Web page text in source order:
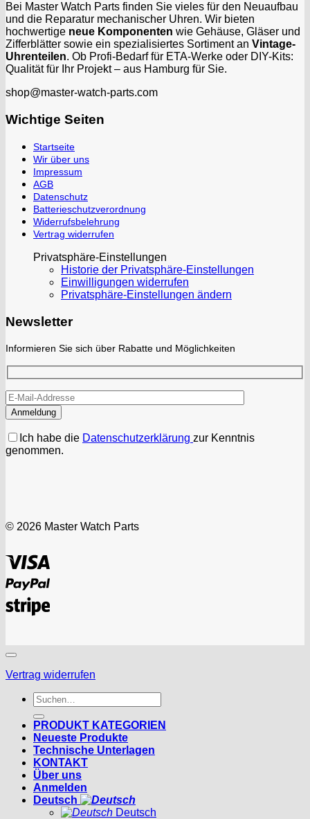
Bei Master Watch Parts finden Sie vieles für den Neuaufbau
und die Reparatur mechanischer Uhren. Wir bieten
hochwertige neue Komponenten wie Gehäuse, Gläser und
Zifferblätter sowie ein spezialisiertes Sortiment an Vintage-
Uhrenteilen. Ob Profi-Bedarf für ETA-Werke oder DIY-Kits:
Qualität für Ihr Projekt – aus Hamburg für Sie.
shop@master-watch-parts.com
Wichtige Seiten
Startseite
Wir über uns
Impressum
AGB
Datenschutz
Batterieschutzverordnung
Widerrufsbelehrung
Vertrag widerrufen
Privatsphäre-Einstellungen
Historie der Privatsphäre-Einstellungen
Einwilligungen widerrufen
Privatsphäre-Einstellungen ändern
Newsletter
Informieren Sie sich über Rabatte und Möglichkeiten
Ich habe die Datenschutzerklärung zur Kenntnis
genommen.
© 2026 Master Watch Parts
PayPal
Stripe
Vertrag widerrufen
Suchen
nach:
PRODUKT KATEGORIEN
Neueste Produkte
Technische Unterlagen
KONTAKT
Über uns
Anmelden
Deutsch
Deutsch